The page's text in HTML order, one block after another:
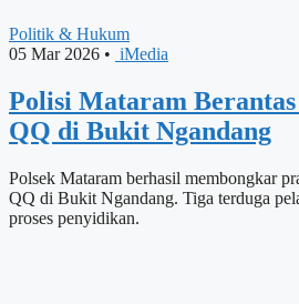
Politik & Hukum
05 Mar 2026 • iMedia
Polisi Mataram
QQ di Bukit Ngandang
Polsek Mataram berhasil membongkar
QQ di Bukit Ngandang. Tiga terduga
proses penyidikan.